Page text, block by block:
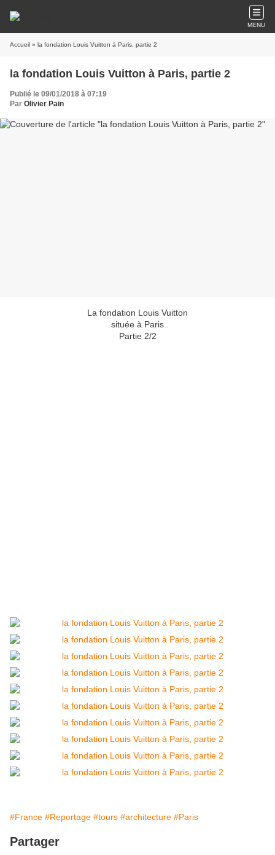
MENU
Accueil » la fondation Louis Vuitton à Paris, partie 2
la fondation Louis Vuitton à Paris, partie 2
Publié le 09/01/2018 à 07:19
Par Olivier Pain
La fondation Louis Vuitton
située à Paris
Partie 2/2
#France #Reportage #tours #architecture #Paris
Partager